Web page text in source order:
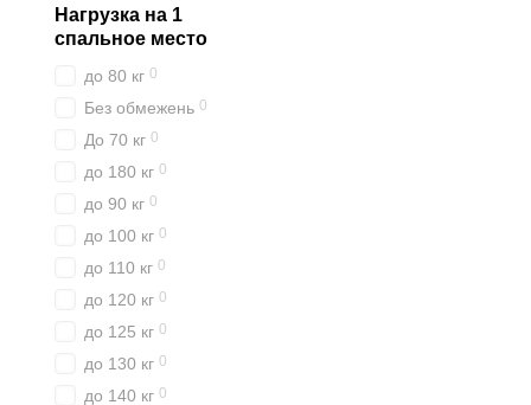
Нагрузка на 1
спальное место
до 80 кг 0
Без обмежень 0
До 70 кг 0
до 180 кг 0
до 90 кг 0
до 100 кг 0
до 110 кг 0
до 120 кг 0
до 125 кг 0
до 130 кг 0
до 140 кг 0